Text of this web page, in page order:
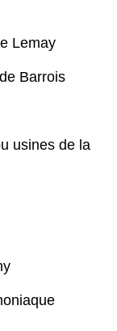
Lemay
Barrois
usines de la